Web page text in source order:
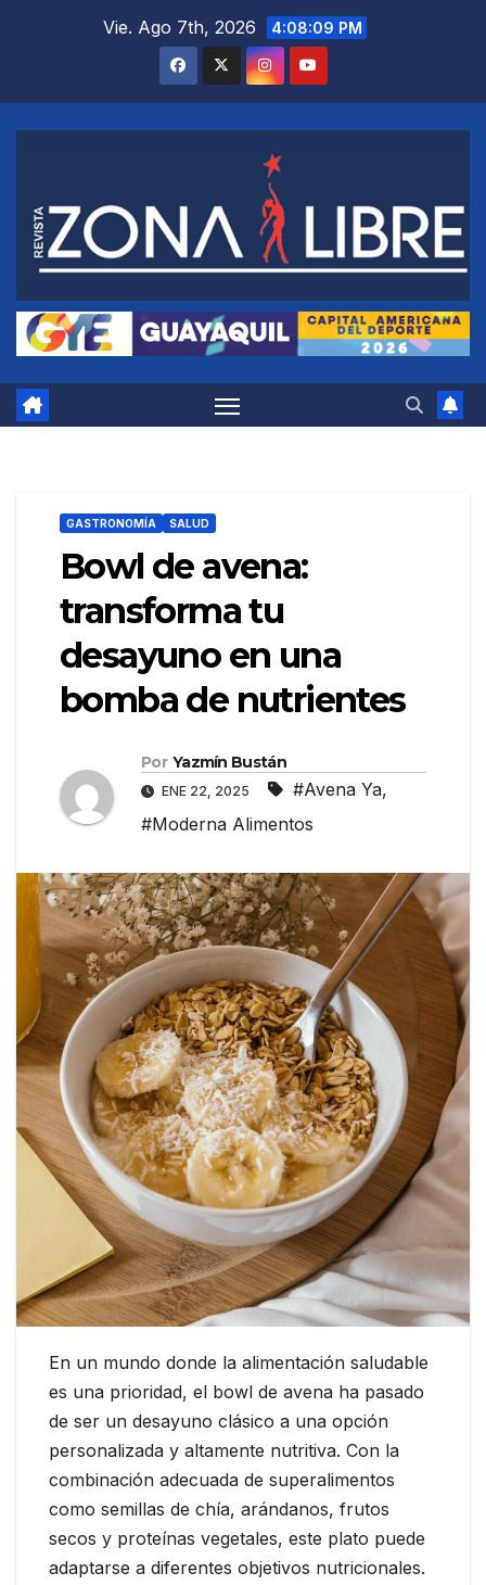
Vie. Ago 7th, 2026 4:08:10 PM
GASTRONOMÍA SALUD
Bowl de avena:
transforma tu
desayuno en una
bomba de nutrientes
Por Yazmín Bustán
ENE 22, 2025 #Avena Ya,
#Moderna Alimentos
En un mundo donde la alimentación saludable
es una prioridad, el bowl de avena ha pasado
de ser un desayuno clásico a una opción
personalizada y altamente nutritiva. Con la
combinación adecuada de superalimentos
como semillas de chía, arándanos, frutos
secos y proteínas vegetales, este plato puede
adaptarse a diferentes objetivos nutricionales.